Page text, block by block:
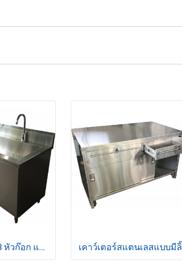
อ่างซิ้งค์ล้างมือ 3 หัวก๊อก แบบเซ็นเซอร์